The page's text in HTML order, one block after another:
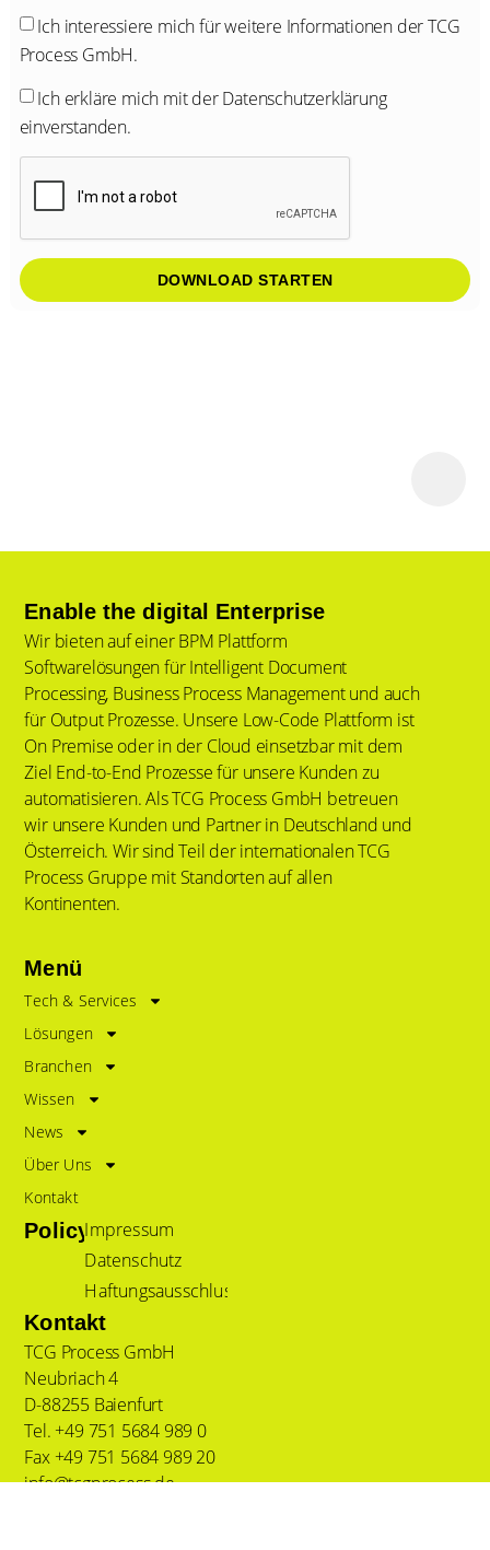
Ich interessiere mich für weitere Informationen der TCG
Process GmbH.
Ich erkläre mich mit derDatenschutzerklärung
einverstanden.
DOWNLOAD STARTEN
Enable the digital Enterprise
Wir bieten auf einer BPM Plattform
Softwarelösungen für Intelligent Document
Processing, Business Process Management und auch
für Output Prozesse. Unsere Low-Code Plattform ist
On Premise oder in der Cloud einsetzbar mit dem
Ziel End-to-End Prozesse für unsere Kunden zu
automatisieren. Als TCG Process GmbH betreuen
wir unsere Kunden und Partner in Deutschland und
Österreich. Wir sind Teil der internationalen TCG
Process Gruppe mit Standorten auf allen
Kontinenten.
Menü
Tech & Services
Lösungen
Branchen
Wissen
News
Über Uns
Kontakt
PolicyImpressum
Datenschutz
Haftungsausschluss
Kontakt
TCG Process GmbH
Neubriach 4
D-88255 Baienfurt
Tel. +49 751 5684 989 0
Fax +49 751 5684 989 20
info@tcgprocess.de